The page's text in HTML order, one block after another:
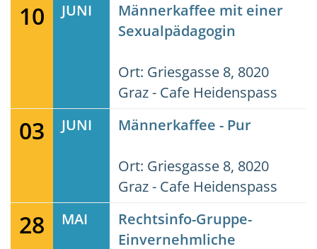
10 JUNI
Männerkaffee mit einer
Sexualpädagogin
Ort: Griesgasse 8, 8020
Graz - Cafe Heidenspass
03 JUNI Männerkaffee - Pur
Ort: Griesgasse 8, 8020
Graz - Cafe Heidenspass
28 MAI
Rechtsinfo-Gruppe-
Einvernehmliche